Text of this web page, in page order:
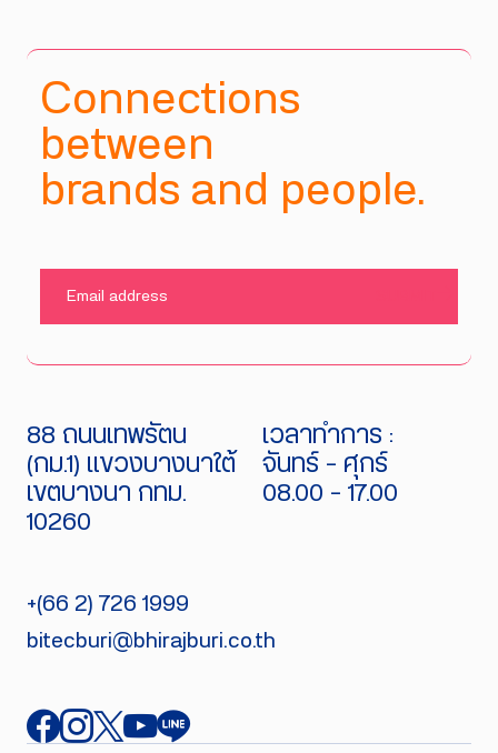
Connections
between
brands and people.
88 ถนนเทพรัตน
(กม.1) แขวงบางนาใต้
เขตบางนา กทม.
10260
เวลาทำการ :
จันทร์ - ศุกร์
08.00 - 17.00
+(66 2) 726 1999
bitecburi@bhirajburi.co.th